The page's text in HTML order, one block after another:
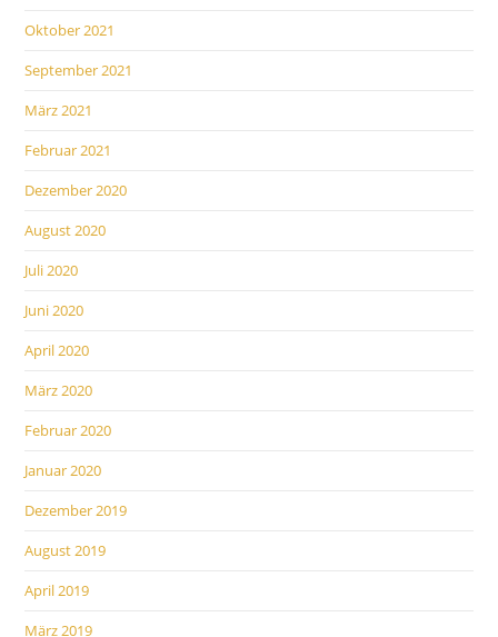
Oktober 2021
September 2021
März 2021
Februar 2021
Dezember 2020
August 2020
Juli 2020
Juni 2020
April 2020
März 2020
Februar 2020
Januar 2020
Dezember 2019
August 2019
April 2019
März 2019